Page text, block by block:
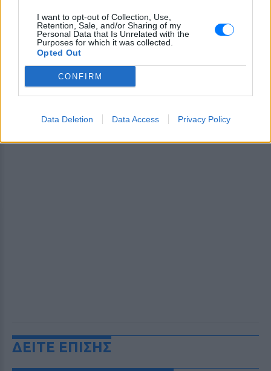
I want to opt-out of Collection, Use,
Retention, Sale, and/or Sharing of my
Personal Data that Is Unrelated with the
Purposes for which it was collected.
Opted Out
CONFIRM
Data Deletion Data Access Privacy Policy
Ακολουθήστε το E-Radio.gr και στο Instagram
ΔΕΙΤΕ ΕΠΙΣΗΣ